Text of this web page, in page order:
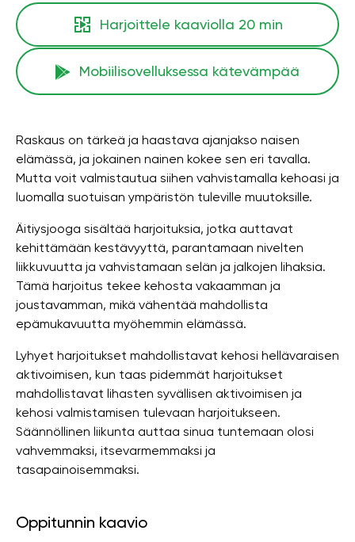
Harjoittele kaaviolla 20 min
Mobiilisovelluksessa kätevämpää
Raskaus on tärkeä ja haastava ajanjakso naisen
elämässä, ja jokainen nainen kokee sen eri tavalla.
Mutta voit valmistautua siihen vahvistamalla kehoasi ja
luomalla suotuisan ympäristön tuleville muutoksille.
Äitiysjooga sisältää harjoituksia, jotka auttavat
kehittämään kestävyyttä, parantamaan nivelten
liikkuvuutta ja vahvistamaan selän ja jalkojen lihaksia.
Tämä harjoitus tekee kehosta vakaamman ja
joustavamman, mikä vähentää mahdollista
epämukavuutta myöhemmin elämässä.
Lyhyet harjoitukset mahdollistavat kehosi hellävaraisen
aktivoimisen, kun taas pidemmät harjoitukset
mahdollistavat lihasten syvällisen aktivoimisen ja
kehosi valmistamisen tulevaan harjoitukseen.
Säännöllinen liikunta auttaa sinua tuntemaan olosi
vahvemmaksi, itsevarmemmaksi ja
tasapainoisemmaksi.
Oppitunnin kaavio